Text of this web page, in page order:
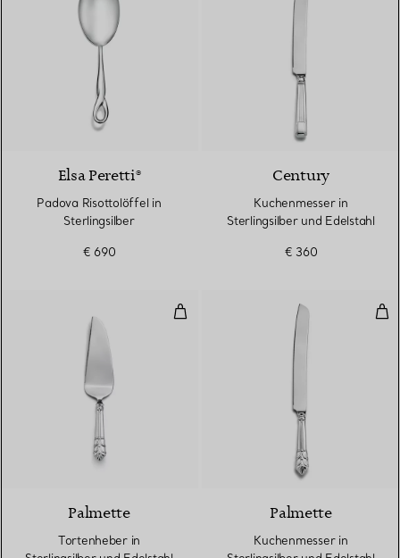
Elsa Peretti®
Padova Risottolöffel in
Sterlingsilber
€ 690
Century
Kuchenmesser in
Sterlingsilber und Edelstahl
€ 360
Tortenheber in Sterlingsilber
Palmette
Tortenheber in
Palmette
Kuchenmesser in